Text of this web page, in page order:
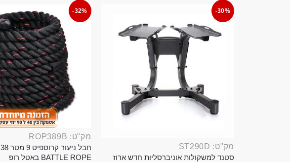
-30%
מק"ט: ST290D
סטנד למשקולות אוניברסליות חדש ארוז
-32%
מק"ט: ROP389B
BATTLE ROPE באטל רופ